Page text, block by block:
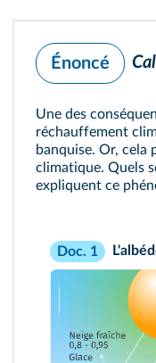
Énoncé
Une des
réchauffement
banquise. Or, cela
climatique. Quels
expliquent ce
Doc. 1